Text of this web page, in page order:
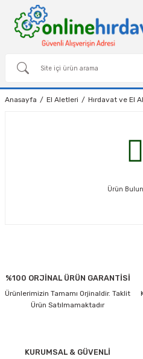
Anasayfa El Aletleri Hırdavat ve El
Ürün
%100 ORJİNAL ÜRÜN GARANTİSİ
Ürünlerimizin Tamamı Orjinaldir. Taklit
Ürün Satılmamaktadır
KURUMSAL & GÜVENLİ